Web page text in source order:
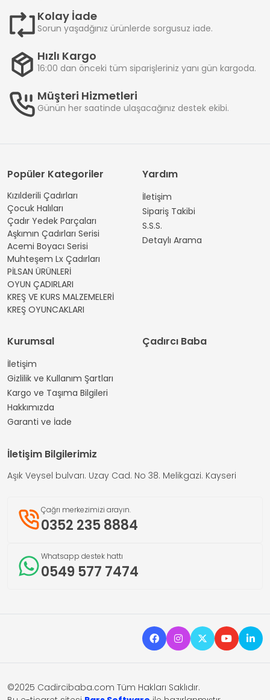
Kolay İade
Sorun yaşadğınız ürünlerde sorgusuz iade.
Hızlı Kargo
16:00 dan önceki tüm siparişleriniz yanı gün kargoda.
Müşteri Hizmetleri
Günün her saatinde ulaşacağınız destek ekibi.
Popüler Kategoriler
Kızılderili Çadırları
Çocuk Halıları
Çadır Yedek Parçaları
Aşkımın Çadırları Serisi
Acemi Boyacı Serisi
Muhteşem Lx Çadırları
PİLSAN ÜRÜNLERİ
OYUN ÇADIRLARI
KREŞ VE KURS MALZEMELERİ
KREŞ OYUNCAKLARI
Yardım
İletişim
Sipariş Takibi
S.S.S.
Detaylı Arama
Kurumsal
İletişim
Gizlilik ve Kullanım Şartları
Kargo ve Taşıma Bilgileri
Hakkımızda
Garanti ve İade
Çadırcı Baba
İletişim Bilgilerimiz
Aşık Veysel bulvarı. Uzay Cad. No 38. Melikgazi. Kayseri
Çağrı merkezimizi arayın.
0352 235 8884
Whatsapp destek hattı
0549 577 7474
©2025 Cadircibaba.com Tüm Hakları Saklıdır.